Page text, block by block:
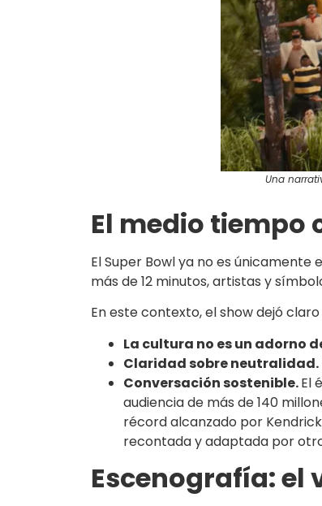
Una
El medio
El Super Bowl ya no es
más de 12 minutos, artistas y
En este contexto, el show dejó claro
La cultura no es un adorno
Claridad sobre neutralidad.
Conversación sostenible.El
audiencia de más de 140
récord alcanzado por
recontada y adaptada por
Escenografía: